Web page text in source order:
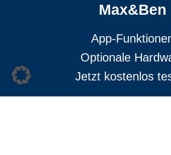
Max&Ben
App-
Optionale
Jetzt kostenlos